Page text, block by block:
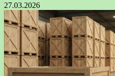
27.03.2026